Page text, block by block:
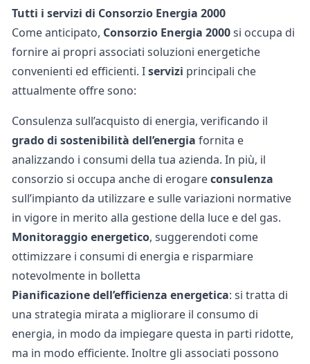
Tutti i servizi di Consorzio Energia 2000
Come anticipato, Consorzio Energia 2000si occupa di
fornire ai propri associati soluzioni energetiche
convenienti ed efficienti. Iservizi principali che
attualmente offre sono:
Consulenza sull’acquisto di energia, verificando il
grado di sostenibilità dell’energia fornita e
analizzando i consumi della tua azienda. In più, il
consorzio si occupa anche di erogareconsulenza
sull’impianto da utilizzare e sulle variazioni normative
in vigore in merito alla gestione della luce e del gas.
Monitoraggio energetico, suggerendoti come
ottimizzare i consumi di energia e risparmiare
notevolmente in bolletta
Pianificazione dell’efficienza energetica: si tratta di
una strategia mirata a migliorare il consumo di
energia, in modo da impiegare questa in parti ridotte,
ma in modo efficiente. Inoltre gli associati possono